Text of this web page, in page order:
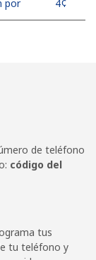
por
⁦4¢⁩
por
de teléfono
código del
tus
tu teléfono y